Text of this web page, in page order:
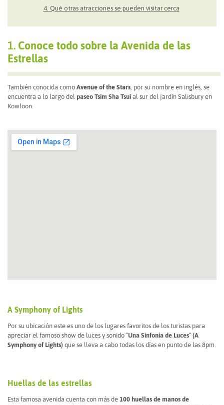
4. Qué otras atracciones se pueden visitar cerca
1. Conoce todo sobre la Avenida de las
Estrellas
También conocida como Avenue of the Stars , por su nombre en inglés, se
encuentra a lo largo del paseo Tsim Sha Tsui al sur del jardín Salisbury en
Kowloon.
A Symphony of Lights
Por su ubicación este es uno de los lugares favoritos de los turistas para
apreciar el famoso show de luces y sonido ¨Una Sinfonía de Luces¨ (A
Symphony of Lights) que se lleva a cabo todas los días en punto de las 8pm.
Huellas de las estrellas
Esta famosa avenida cuenta con más de 100 huellas de manos de